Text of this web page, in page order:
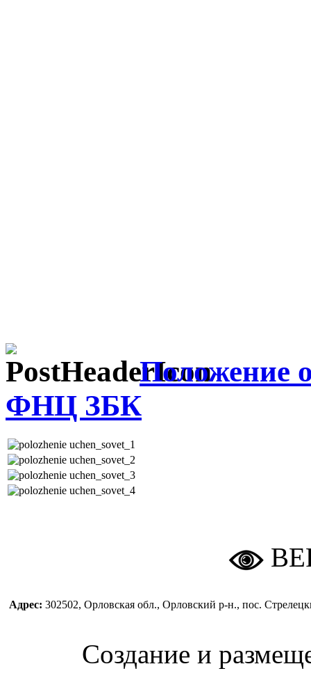
Положение
ФНЦ ЗБК
Адрес: 302502, Орловская обл., Орловский р-н., пос.
Создание и